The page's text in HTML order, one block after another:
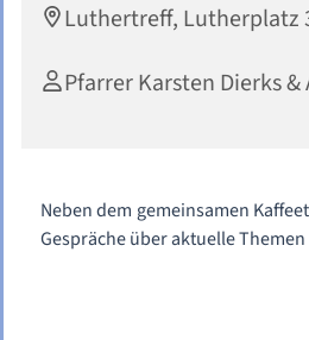
Luthertreff, Lutherplatz
Pfarrer Karsten Dierks
Neben dem gemeinsamen
Gespräche über aktuelle